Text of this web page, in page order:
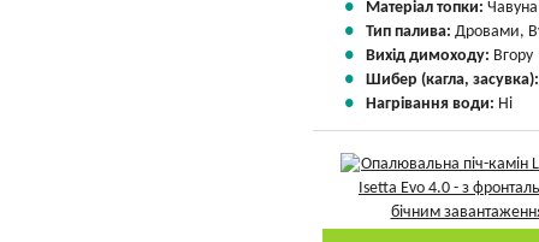
Матеріал топки: Чавуна
Тип палива: Дровами,
Вихід димоходу: Вгору
Шибер (кагла,
Нагрівання води: Ні